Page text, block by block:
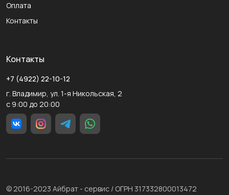
Оплата
Контакты
Контакты
+7 (4922) 22-10-12
г. Владимир, ул. 1-я Никольская, 2
с 9:00 до 20:00
© 2016-2023 Айбрат - сервис / ОГРН 317332800013472